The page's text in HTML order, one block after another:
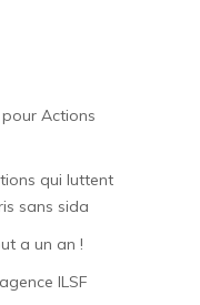
Actions
qui luttent
sans sida
a un an !
ILSF